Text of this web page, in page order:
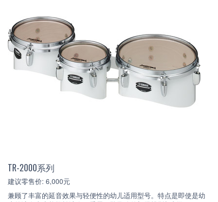
TR-2000系列
建议零售价: 6,000元
兼顾了丰富的延音效果与轻便性的幼儿适用型号。特点是即使是幼